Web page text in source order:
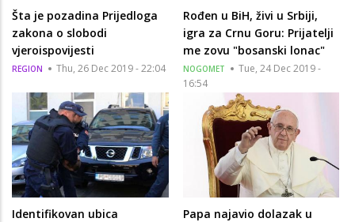
Šta je pozadina Prijedloga
zakona o slobodi
vjeroispovijesti
REGION Thu, 26 Dec 2019 - 22:04
Rođen u BiH, živi u Srbiji,
igra za Crnu Goru: Prijatelji
me zovu "bosanski lonac"
NOGOMET
Tue, 24 Dec 2019 -
16:54
Identifikovan ubica
Papa najavio dolazak u